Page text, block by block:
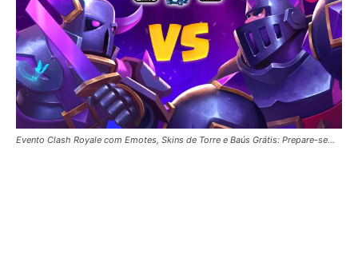
Evento Clash Royale com Emotes, Skins de Torre e Baús Grátis: Prepare-se...